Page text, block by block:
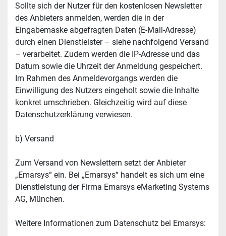
Sollte sich der Nutzer für den kostenlosen Newsletter
des Anbieters anmelden, werden die in der
Eingabemaske abgefragten Daten (E-Mail-Adresse)
durch einen Dienstleister – siehe nachfolgend Versand
– verarbeitet. Zudem werden die IP-Adresse und das
Datum sowie die Uhrzeit der Anmeldung gespeichert.
Im Rahmen des Anmeldevorgangs werden die
Einwilligung des Nutzers eingeholt sowie die Inhalte
konkret umschrieben. Gleichzeitig wird auf diese
Datenschutzerklärung verwiesen.
b) Versand
Zum Versand von Newslettern setzt der Anbieter
„Emarsys“ ein. Bei „Emarsys“ handelt es sich um eine
Dienstleistung der Firma Emarsys eMarketing Systems
AG, München.
Weitere Informationen zum Datenschutz bei Emarsys: